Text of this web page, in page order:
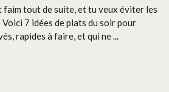
faim tout de suite, et tu veux éviter les
7 idées de plats du soir pour
rapides à faire, et qui ne ...